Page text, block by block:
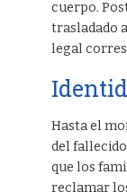
cuerpo.
trasladado
legal
Hasta el
del
que los
reclamar